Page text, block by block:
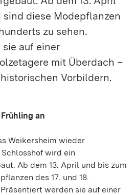
sind diese Modepflanzen
zu sehen.
auf einer
mit Überdach –
Vorbildern.
an
Weikersheim wieder
wird ein
Ab dem 13. April und bis zum
des 17. und 18.
werden sie auf einer